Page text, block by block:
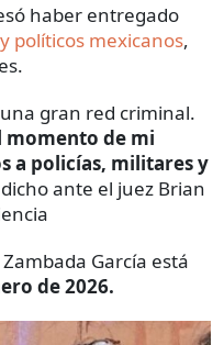
haber entregado
políticos mexicanos,
gran red criminal.
momento de mi
a policías, militares y
ante el juez Brian
García está
de 2026.